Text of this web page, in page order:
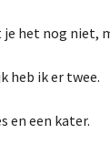
het nog niet,
heb ik er twee.
en een kater.